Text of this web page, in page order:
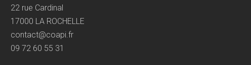
22 rue Cardinal
17000 LA ROCHELLE
contact@coapi.fr
09 72 60 55 31